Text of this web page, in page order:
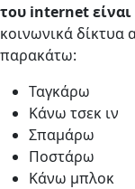
του internet
κοινωνικά δίκτυα
παρακάτω:
Ταγκάρω
Κάνω τσεκ ιν
Σπαμάρω
Ποστάρω
Κάνω μπλοκ